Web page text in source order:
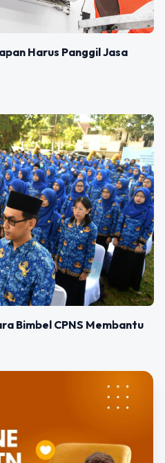
Harus Panggil Jasa
Bimbel CPNS Membantu